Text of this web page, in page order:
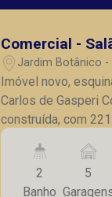
Comercial -
Jardim Botânico -
Imóvel novo,
Carlos de Gasperi Consoni.
construída, com
galeria,
carros particular ou
compartilhados, 2
2
Banho
5